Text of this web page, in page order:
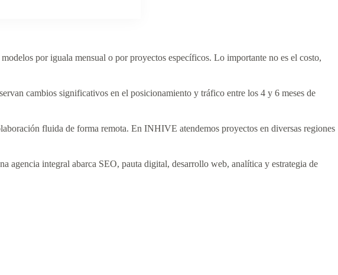
por iguala mensual o por proyectos específicos. Lo importante no es el costo,
cambios significativos en el posicionamiento y tráfico entre los 4 y 6 meses de
fluida de forma remota. En INHIVE atendemos proyectos en diversas regiones
agencia integral abarca SEO, pauta digital, desarrollo web, analítica y estrategia de